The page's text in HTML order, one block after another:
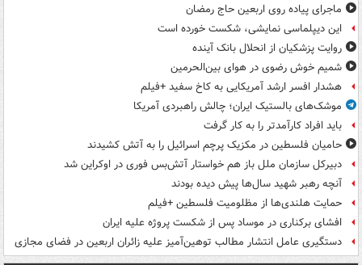
ماجرای پیاده روی اربعین حاج رمضان
این دیپلماسی نمایشی، شکست خورده است
روایت پزشکیان از انحلال بانک آینده
شمیم خوش رضوی در هوای بین‌الحرمین
هشدار افسر ارشد آمریکایی به کاخ سفید +فیلم
موشک‌های بالستیک ایران؛ چالش راهبردی آمریکا
باید افراد کارآمدتر را به کار گرفت
حامیان فلسطین در مکزیک پرچم اسرائیل را به آتش کشیدند
دبیرکل سازمان ملل باز هم خواستار آتش‌بس فوری در اوکراین شد
آنچه رهبر شهید سال‌ها پیش دیده بودند
حمایت هلندی‌ها از مظلومیت فلسطین +فیلم
افشای برکناری در موساد پس از شکست پروژه علیه ایران
دستگیری عامل انتشار مطالب توهین‌آمیز علیه زائران اربعین در فضای مجازی